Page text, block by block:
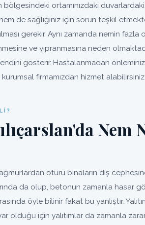
bölgesindeki ortamınızdaki
hem de sağlığınız için sorun teşkil
gerekir. Aynı zamanda nemin fazla
ve yıpranmasına neden
gösterir. Hastalanmadan
firmamızdan hizmet alabilirsiniz.
Nem
ötürü binaların dış
da olup, betonun zamanla hasar
öyle bilinir fakat bu yanlıştır.
olduğu için yalıtımlar da zamanla